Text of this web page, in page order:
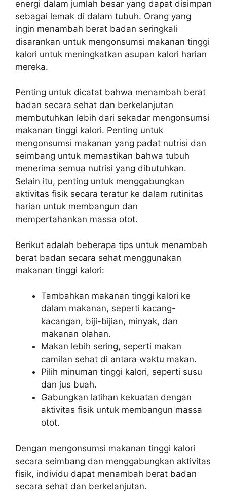
energi dalam jumlah besar yang dapat disimpan
sebagai lemak di dalam tubuh. Orang yang
ingin menambah berat badan seringkali
disarankan untuk mengonsumsi makanan tinggi
kalori untuk meningkatkan asupan kalori harian
mereka.
Penting untuk dicatat bahwa menambah berat
badan secara sehat dan berkelanjutan
membutuhkan lebih dari sekadar mengonsumsi
makanan tinggi kalori. Penting untuk
mengonsumsi makanan yang padat nutrisi dan
seimbang untuk memastikan bahwa tubuh
menerima semua nutrisi yang dibutuhkan.
Selain itu, penting untuk menggabungkan
aktivitas fisik secara teratur ke dalam rutinitas
harian untuk membangun dan
mempertahankan massa otot.
Berikut adalah beberapa tips untuk menambah
berat badan secara sehat menggunakan
makanan tinggi kalori:
Tambahkan makanan tinggi kalori ke
dalam makanan, seperti kacang-
kacangan, biji-bijian, minyak, dan
makanan olahan.
Makan lebih sering, seperti makan
camilan sehat di antara waktu makan.
Pilih minuman tinggi kalori, seperti susu
dan jus buah.
Gabungkan latihan kekuatan dengan
aktivitas fisik untuk membangun massa
otot.
Dengan mengonsumsi makanan tinggi kalori
secara seimbang dan menggabungkan aktivitas
fisik, individu dapat menambah berat badan
secara sehat dan berkelanjutan.